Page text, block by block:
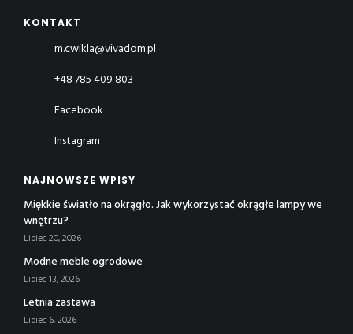
KONTAKT
m.cwikla@vivadom.pl
+48 785 409 803
Facebook
Instagram
NAJNOWSZE WPISY
Miękkie światło na okrągło. Jak wykorzystać okrągłe lampy we
wnętrzu?
Lipiec 20, 2026
Modne meble ogrodowe
Lipiec 13, 2026
Letnia zastawa
Lipiec 6, 2026